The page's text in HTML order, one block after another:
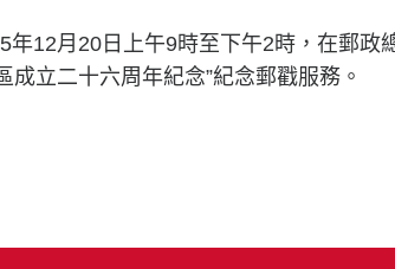
年12月20日上午9時至下午2時，在郵
成立二十六周年紀念”紀念郵戳服務。